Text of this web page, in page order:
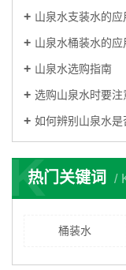
山泉水支装水的应
山泉水桶装水的应
山泉水选购指南
选购山泉水时要注
如何辨别山泉水是
热门关键词
K
桶装水